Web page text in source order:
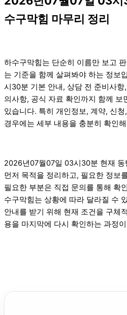
수구막힘 마무리 정리
하수구막힘는 단순히 이름만 보고
는 기준을 함께 살펴봐야 하는 정보
시30분 기본 안내, 상담 전 준비사
의사항, 공식 자료 확인까지 함께 보
있습니다. 특히 개인정보, 계약, 신
경우에는 세부 내용을 충분히 확인
2026년07월07일 03시30분 현재
먼저 목적을 정리하고, 필요한 정보
필요한 부분은 직접 문의를 통해 확
수구막힘는 상황에 따라 달라질 수
안내를 받기 위해 현재 조건을 구체
용을 마지막에 다시 확인하는 과정